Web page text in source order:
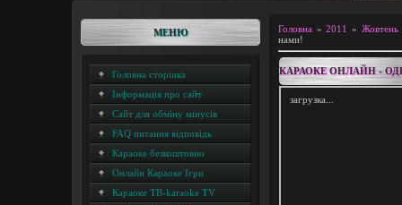
МЕНЮ
Головна сторінка
Інформація про сайт
Сайт для обміну мінусів
FAQ питання відповідь
Караоке безкоштовно
Онлайн Караоке Ігри
Караоке ТВ-karaoke TV
Головна »2011 » Жовтень
нами!
КАРАОКЕ ОНЛАЙН -
загрузка...